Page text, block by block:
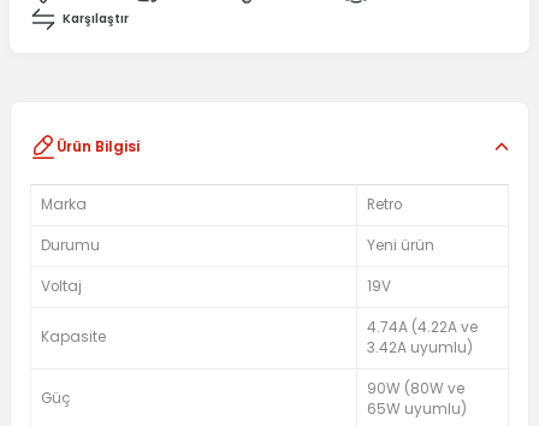
Karşılaştır
Ürün Bilgisi
Marka Retro
Durumu Yeni ürün
Voltaj 19V
Kapasite
4.74A (4.22A ve
3.42A uyumlu)
Güç
90W (80W ve
65W uyumlu)